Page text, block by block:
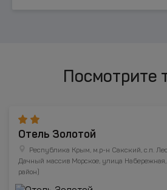
Посмотрите
Отель Золотой
Республика Крым, м.р-н Сакский, с.п.
Дачный массив Морское, улица
район)